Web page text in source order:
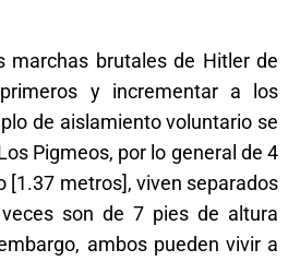
marchas brutales de Hitler de
y incrementar a los
de aislamiento voluntario se
Pigmeos, por lo general de 4
[1.37 metros], viven separados
son de 7 pies de altura
ambos pueden vivir a